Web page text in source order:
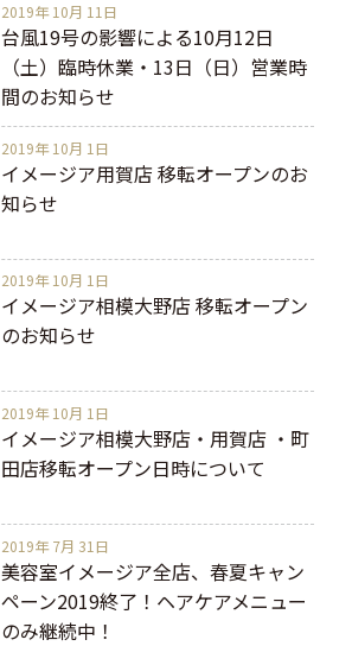
2019年 10月 11日
台風19号の影響による10月12日
（土）臨時休業・13日（日）営業時
間のお知らせ
2019年 10月 1日
イメージア用賀店 移転オープンのお
知らせ
2019年 10月 1日
イメージア相模大野店 移転オープン
のお知らせ
2019年 10月 1日
イメージア相模大野店・用賀店 ・町
田店移転オープン日時について
2019年 7月 31日
美容室イメージア全店、春夏キャン
ペーン2019終了！ヘアケアメニュー
のみ継続中！